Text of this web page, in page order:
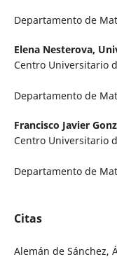
Departamento de
Elena Nesterova,
Centro Universitario
Departamento de
Francisco Javier
Centro Universitario
Departamento de
Citas
Alemán de Sánchez,